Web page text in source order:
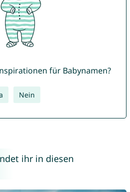
für Babynamen?
Nein
ihr in diesen